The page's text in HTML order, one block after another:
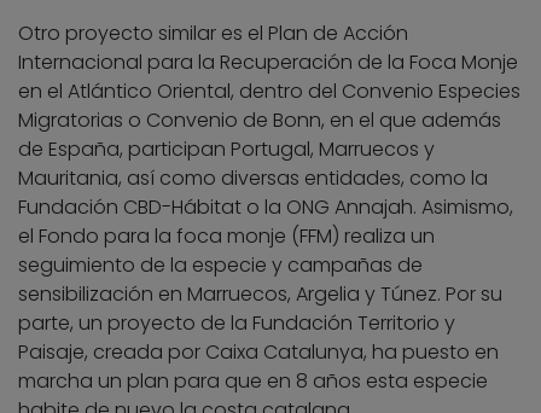
Otro proyecto similar es el Plan de Acción
Internacional para la Recuperación de la Foca Monje
en el Atlántico Oriental, dentro del Convenio Especies
Migratorias o Convenio de Bonn, en el que además
de España, participan Portugal, Marruecos y
Mauritania, así como diversas entidades, como la
Fundación CBD-Hábitat o la ONG Annajah. Asimismo,
el Fondo para la foca monje (FFM) realiza un
seguimiento de la especie y campañas de
sensibilización en Marruecos, Argelia y Túnez. Por su
parte, un proyecto de la Fundación Territorio y
Paisaje, creada por Caixa Catalunya, ha puesto en
marcha un plan para que en 8 años esta especie